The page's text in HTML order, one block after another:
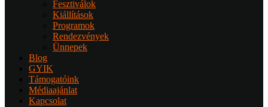
Fesztiválok
Kiállítások
Programok
Rendezvények
Ünnepek
Blog
GYIK
Támogatóink
Médiaajánlat
Kapcsolat